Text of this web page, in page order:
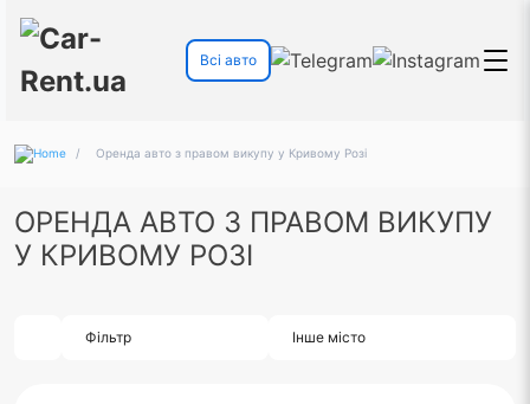
Всі авто
/ Оренда авто з правом викупу у Кривому Розі
ОРЕНДА АВТО З ПРАВОМ ВИКУПУ
У КРИВОМУ РОЗІ
Фільтр Інше місто